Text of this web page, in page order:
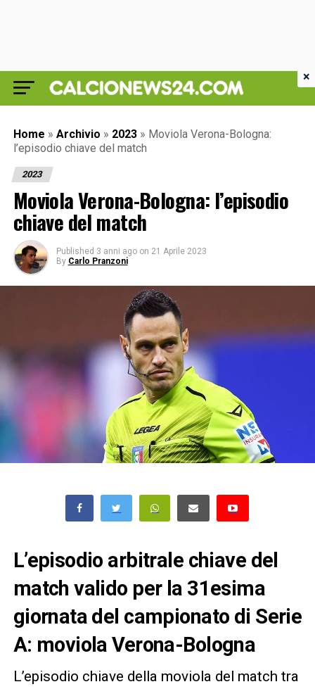
Home » Archivio » 2023 » Moviola Verona-Bologna:
l’episodio chiave del match
2023
Moviola Verona-Bologna: l’episodio
chiave del match
Published 3 anni ago on 21 Aprile 2023
By Carlo Pranzoni
L’episodio arbitrale chiave del
match valido per la 31esima
giornata del campionato di Serie
A: moviola Verona-Bologna
L’episodio chiave della moviola del match tra
×